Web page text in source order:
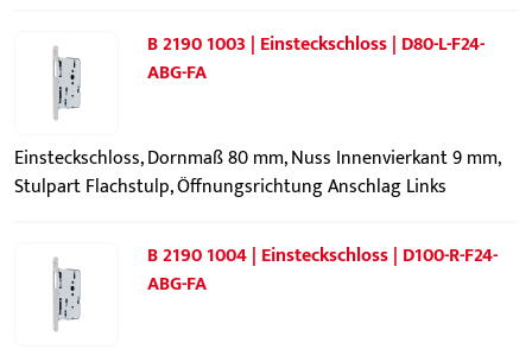
B 2190 1003 | Einsteckschloss | D80-L-F24-
ABG-FA
Einsteckschloss, Dornmaß 80 mm, Nuss Innenvierkant 9 mm,
Stulpart Flachstulp, Öffnungsrichtung Anschlag Links
B 2190 1004 | Einsteckschloss | D100-R-F24-
ABG-FA